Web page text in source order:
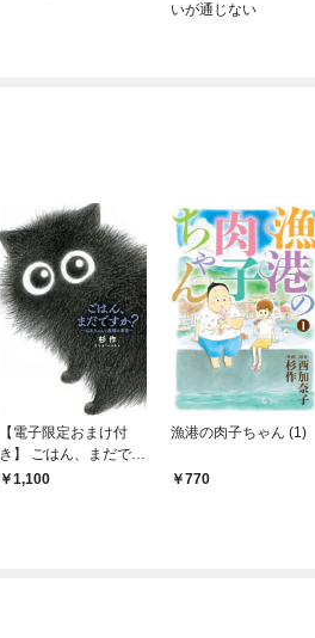
いが通じない
【電子限定おまけ付
き】 ごはん、まだです
か？ ばあちゃんと黒猫
1,100
漁港の肉子ちゃん (1)
770